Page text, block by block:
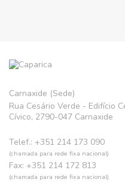
Carnaxide (Sede)
Rua Cesário Verde - Edifício
Cívico, 2790-047 Carnaxide
Telef.: +351 214 173 090
(chamada para rede fixa nacional)
Fax: +351 214 172 813
(chamada para rede fixa nacional)